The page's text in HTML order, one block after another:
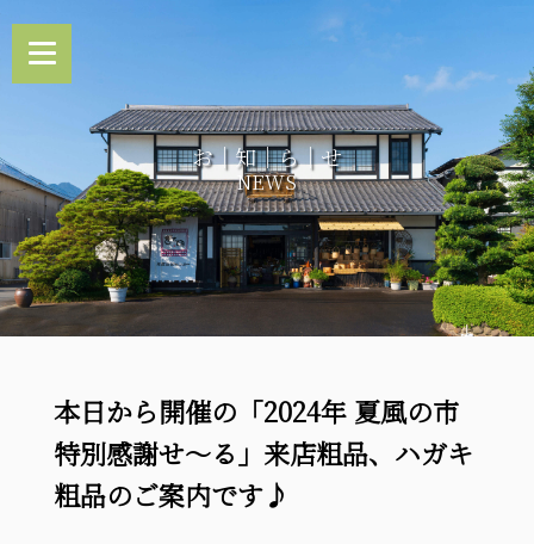
お｜知｜ら｜せ
NEWS
本日から開催の「2024年 夏風の市
特別感謝せ～る」来店粗品、ハガキ
粗品のご案内です♪